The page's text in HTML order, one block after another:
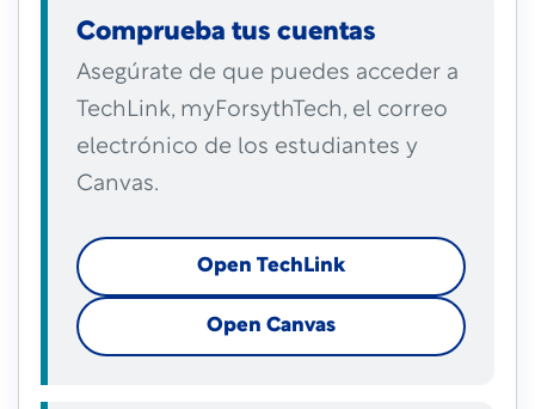
Comprueba tus cuentas
Asegúrate de que puedes acceder a
TechLink, myForsythTech, el correo
electrónico de los estudiantes y
Canvas.
Open TechLink
Open Canvas